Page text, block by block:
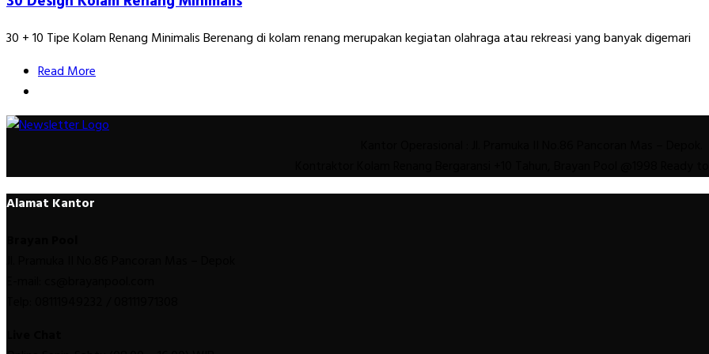
30 + 10 Tipe Kolam Renang Minimalis Berenang di kolam renang merupakan kegiatan olahraga atau rekreasi yang banyak digemari
Read More
Alamat Kantor